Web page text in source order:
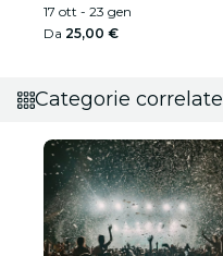
17 ott - 23 gen
Da 25,00 €
Categorie correlate